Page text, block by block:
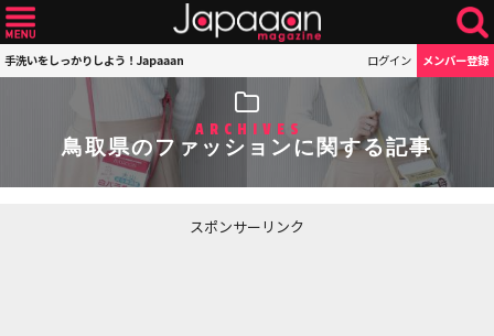
手洗いをしっかりしよう！Japaaan ログイン メンバー登録
ARCHIVES
鳥取県のファッションに関する記事
スポンサーリンク